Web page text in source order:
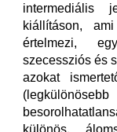
intermediális
kiállításon,
értelmezi,
szecessziós és
azokat
különös,